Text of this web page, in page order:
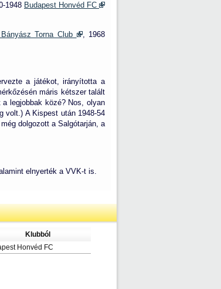
1948 Budapest Honvéd FC
Torna Club
, 1968
a játékot, irányította a
máris kétszer talált
legjobbak közé? Nos, olyan
volt.) A Kispest után 1948-54
dolgozott a Salgótarján, a
elnyerték a VVK-t is.
Klubból
Honvéd FC